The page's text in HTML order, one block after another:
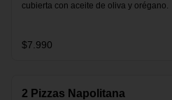
cubierta con aceite de oliva y orégano.
$7.990
2 Pizzas Napolitana